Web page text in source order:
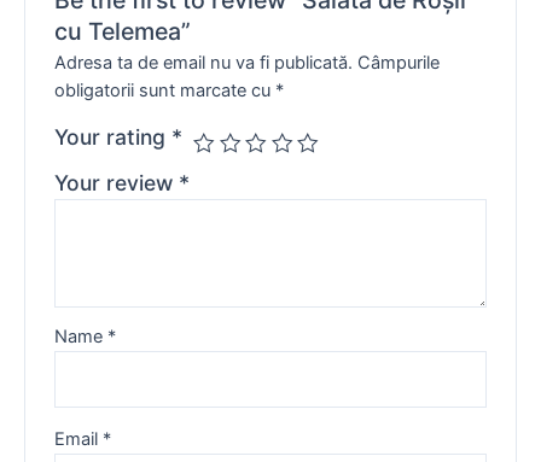
cu Telemea”
Adresa ta de email nu va fi publicată. Câmpurile
obligatorii sunt marcate cu *
Your rating *
Your review *
Name *
Email *